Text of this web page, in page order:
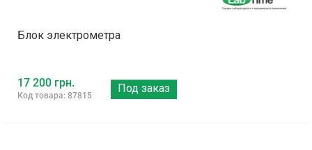
Блок электрометра
17 200 грн.
Код товара: 87815
Под заказ